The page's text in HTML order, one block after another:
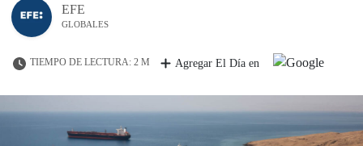
EFE
GLOBALES
TIEMPO DE LECTURA: 2 M Agregar El Día en